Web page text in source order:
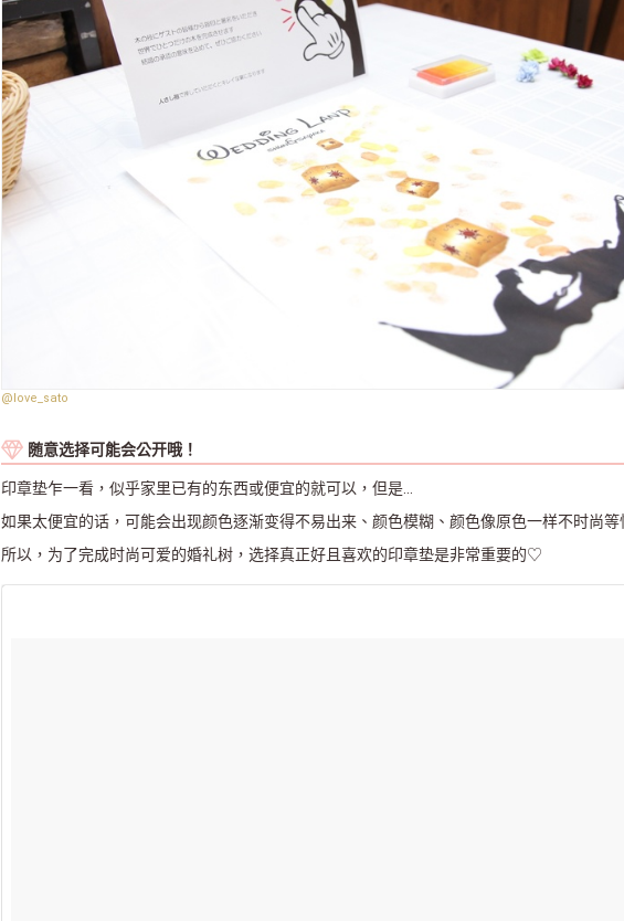
@love_sato
随意选择可能会公开哦！
印章垫乍一看，似乎家里已有的东西或便宜的就可以，但是...
如果太便宜的话，可能会出现颜色逐渐变得不易出来、颜色模糊、颜色像原色一样不时尚等
所以，为了完成时尚可爱的婚礼树，选择真正好且喜欢的印章垫是非常重要的♡